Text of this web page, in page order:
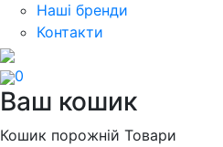
Наші бренди
Контакти
0
Ваш кошик
Кошик порожнійТовари